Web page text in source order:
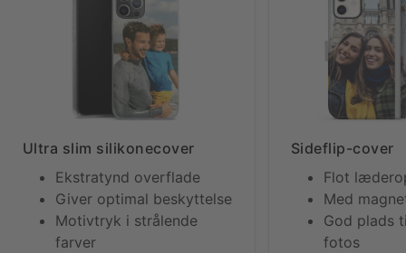
Ultra slim silikonecover
Ekstratynd overflade
Giver optimal beskyttelse
Motivtryk i strålende
farver
Sideflip-cover
Flot
Med
God plads
fotos